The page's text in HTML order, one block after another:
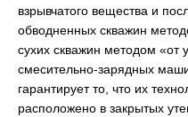
взрывчатого вещества и
обводненных скважин
сухих скважин методом «от
смесительно-зарядных
гарантирует то, что их
расположено в закрытых